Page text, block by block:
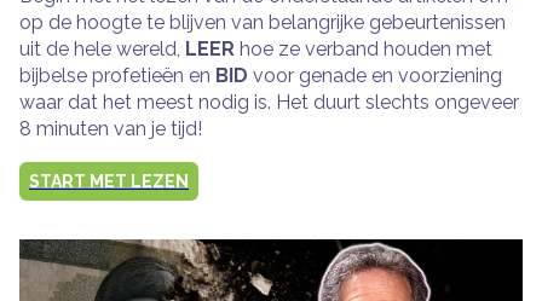
op de hoogte te blijven van belangrijke gebeurtenissen
uit de hele wereld, LEER hoe ze verband houden met
bijbelse profetieën en BID voor genade en voorziening
waar dat het meest nodig is. Het duurt slechts ongeveer
8 minuten van je tijd!
START MET LEZEN